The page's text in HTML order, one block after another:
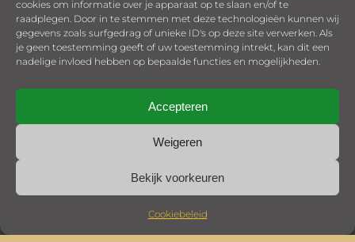
cookies om informatie over je apparaat op te slaan en/of te
raadplegen. Door in te stemmen met deze technologieën kunnen wij
gegevens zoals surfgedrag of unieke ID's op deze site verwerken. Als
je geen toestemming geeft of uw toestemming intrekt, kan dit een
nadelige invloed hebben op bepaalde functies en mogelijkheden.
Accepteren
Weigeren
Bekijk voorkeuren
Cookiebeleid
PRIVACYBELEID
OPSTELLINGEN ‘PALAIS DES POULES’
KHN VOORWAARDEN
COOKIEBELEID (EU)